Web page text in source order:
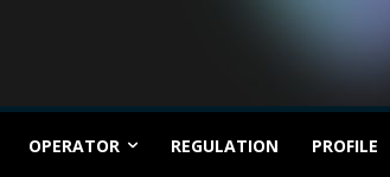
OPERATOR REGULATION PROFILE